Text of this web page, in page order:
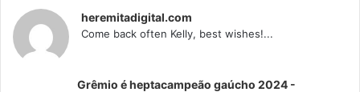
heremitadigital.com
Come back often Kelly, best wishes!...
Grêmio é heptacampeão gaúcho 2024 -